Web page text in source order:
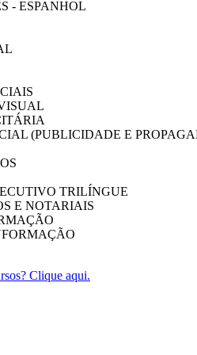
- ESPANHOL
(PUBLICIDADE E
TRILÍNGUE
E NOTARIAIS
Clique aqui.